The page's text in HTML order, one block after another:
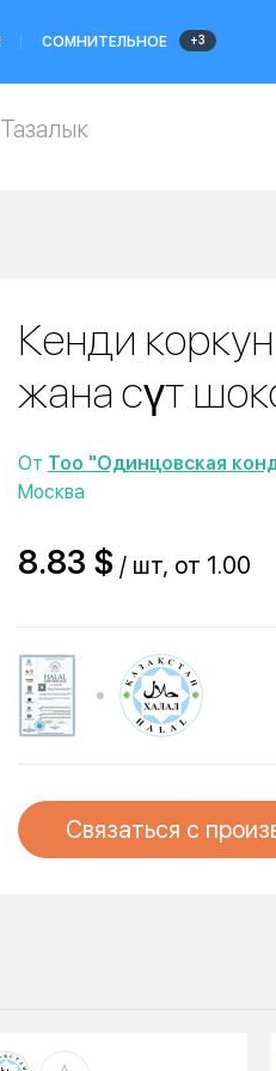
СОМНИТЕЛЬНОЕ +3
Тазалык
Кенди
жана сүт
От Тоо "Одинцовская
Москва
8.83 $ / шт, от 1.00
Связаться с